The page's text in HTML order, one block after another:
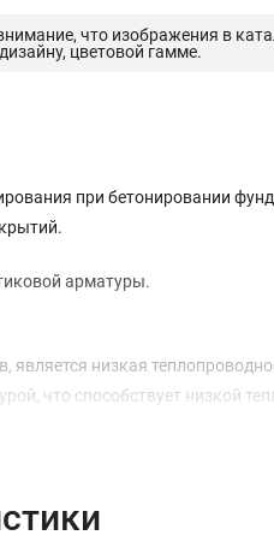
что изображения в
цветовой гамме.
при бетонировании
арматуры.
является низкая
что способствует низкой
и агрессивным средам.